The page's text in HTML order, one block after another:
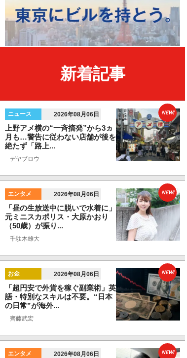
新着記事
ニュース 2026年08月06日
上野アメ横の“一斉摘発”から3ヵ
月も…警告に従わない店舗が後を
絶たず「路上...
デヤブロウ
NEW!
エンタメ 2026年08月06日
「昼の生放送中に脱いで水着に」
元ミニスカポリス・大原かおり
（50歳）が振り...
千駄木雄大
NEW!
お金 2026年08月06日
「超円安で外貨を稼ぐ副業術」英
語・特別なスキルは不要。“日本
の日常”が海外...
齊藤武宏
NEW!
エンタメ 2026年08月06日 NEW!